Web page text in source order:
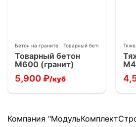
Бетон на граните Товарный бетон
Товарный бетон
М600 (гранит)
5,900₽/куб
Компания